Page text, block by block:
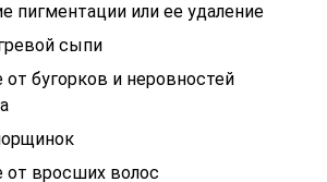
пигментации или ее удаление
сыпи
от бугорков и неровностей
от вросших волос